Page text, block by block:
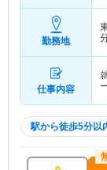
勤務地
仕事内容
駅から徒歩5分以